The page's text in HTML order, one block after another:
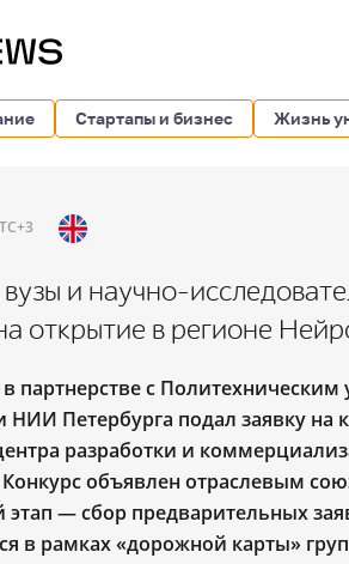
Стартапы и бизнес Жизнь
и научно-
открытие в регионе
партнерстве с Политехническим
НИИ Петербурга подал заявку
разработки и
объявлен отраслевым
этап — сбор предварительных
в рамках «дорожной карты»